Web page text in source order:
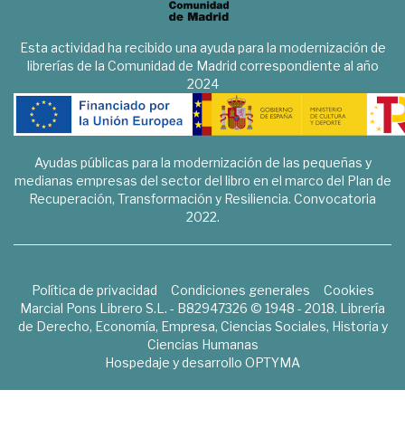
Esta actividad ha recibido una ayuda para la modernización de
librerías de la Comunidad de Madrid correspondiente al año
2024
Ayudas públicas para la modernización de las pequeñas y
medianas empresas del sector del libro en el marco del Plan de
Recuperación, Transformación y Resiliencia. Convocatoria
2022.
Política de privacidad Condiciones generales
Cookies
Marcial Pons Librero S.L. - B82947326 © 1948 - 2018. Librería
de Derecho, Economía, Empresa, Ciencias Sociales, Historia y
Ciencias Humanas
Hospedaje y desarrollo OPTYMA